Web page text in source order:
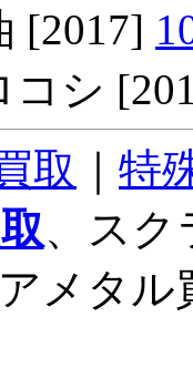
[2017]
コシ
取
特
、スク
メタ